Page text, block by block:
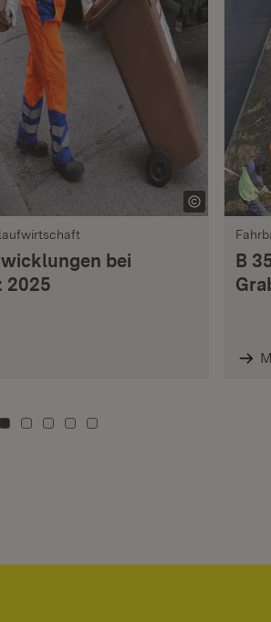
bei
2025
B
Zu Kachel: 0
Zu Kachel: 3
Zu Kachel: 6
Zu Kachel: 9
Zu Kachel: 12